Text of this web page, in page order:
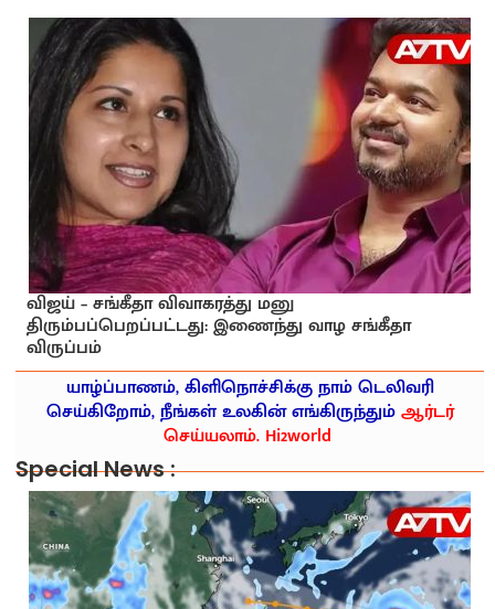
விஜய் – சங்கீதா விவாகரத்து மனு
திரும்பப்பெறப்பட்டது: இணைந்து வாழ சங்கீதா
விருப்பம்
யாழ்ப்பாணம், கிளிநொச்சிக்கு நாம் டெலிவரி
செய்கிறோம், நீங்கள் உலகின் எங்கிருந்தும்ஆர்டர்
செய்யலாம். Hi2world
Special News :